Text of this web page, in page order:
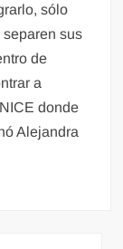
sólo
sus
de
a
donde
Alejandra